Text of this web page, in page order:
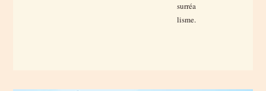
surréa
lisme.